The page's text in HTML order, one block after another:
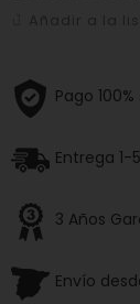
Pago
Entrega 1-
3 Años
Envío